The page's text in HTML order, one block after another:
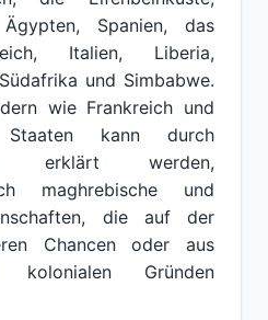
Spanien, das
Italien, Liberia,
und Simbabwe.
wie Frankreich und
kann durch
erklärt werden,
maghrebische und
die auf der
Chancen oder aus
kolonialen Gründen